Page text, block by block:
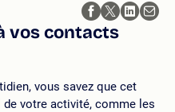
vos contacts
vous savez que cet
votre activité, comme les